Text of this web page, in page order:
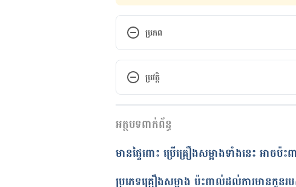
ប្រភព
Asbestos in Makeup
https://www.consumernotice.org/
EWG-Commissioned Tests Finds
https://www.ewg.org/news-
causing-asbestos-talc-based-
ប្រវត្តិ
កំណែ​ប្រែបច្ចុប្បន្ន
22/08/2023
អត្ថបទ​ដោយ
ត្រួតពិនិត្យដោយ វេជ្ជ. ចាន់ ស៊ីណេត
បច្ចុប្បន្នភាពដោយ៖
នូ សោភ័ណ្ឌ
អត្ថបទពាក់ព័ន្ធ
មានផ្ទៃពោះ ប្រើគ្រឿងសម្អាងទាំងនេះ អាចប៉ះ
ប្រភេទគ្រឿងសម្អាង ប៉ះពាល់ដល់ការមានកូនរ